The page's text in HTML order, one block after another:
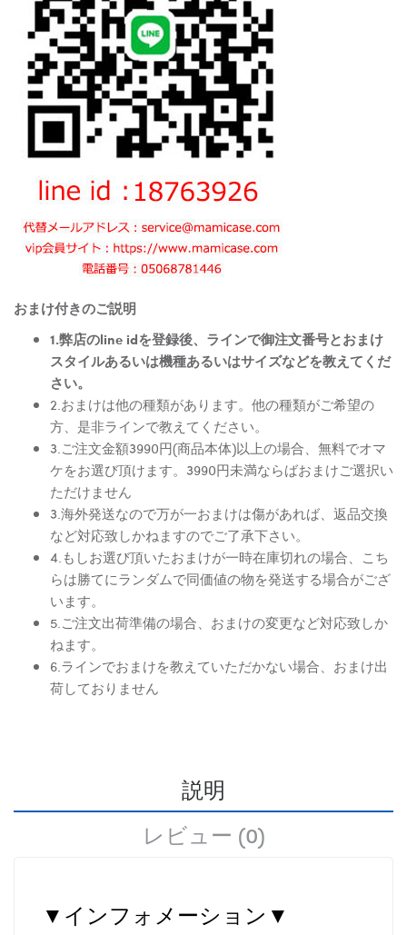
おまけ付きのご説明
1.弊店のline idを登録後、ラインで御注文番号とおまけ
スタイルあるいは機種あるいはサイズなどを教えてくだ
さい。
2.おまけは他の種類があります。他の種類がご希望の
方、是非ラインで教えてください。
3.ご注文金額3990円(商品本体)以上の場合、無料でオマ
ケをお選び頂けます。3990円未満ならばおまけご選択い
ただけません
3.海外発送なので万が一おまけは傷があれば、返品交換
など対応致しかねますのでご了承下さい。
4.もしお選び頂いたおまけが一時在庫切れの場合、こち
らは勝てにランダムで同価値の物を発送する場合がござ
います。
5.ご注文出荷準備の場合、おまけの変更など対応致しか
ねます。
6.ラインでおまけを教えていただかない場合、おまけ出
荷しておりません
説明
レビュー (0)
▼インフォメーション▼